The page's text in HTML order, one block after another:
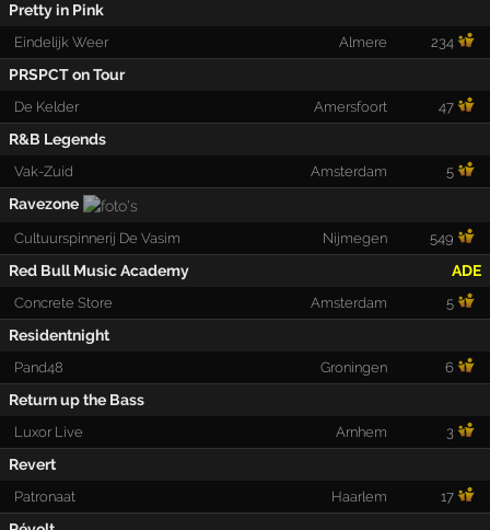
Pretty in Pink
Eindelijk Weer Almere 234
PRSPCT on Tour
De Kelder Amersfoort 47
R&B Legends
Vak-Zuid Amsterdam 5
Ravezone
Cultuurspinnerij De Vasim Nijmegen 549
Red Bull Music Academy ADE
Concrete Store Amsterdam 5
Residentnight
Pand48 Groningen 6
Return up the Bass
Luxor Live Arnhem 3
Revert
Patronaat Haarlem 17